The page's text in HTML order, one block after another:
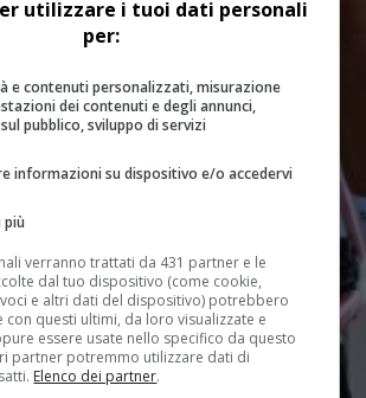
utilizzare i tuoi dati personali
per:
e contenuti personalizzati, misurazione
dei contenuti e degli annunci,
pubblico, sviluppo di servizi
informazioni su dispositivo e/o accedervi
più
verranno trattati da 431 partner e le
dal tuo dispositivo (come cookie,
e altri dati del dispositivo) potrebbero
con questi ultimi, da loro visualizzate e
essere usate nello specifico da questo
partner potremmo utilizzare dati di
Elenco dei partner.